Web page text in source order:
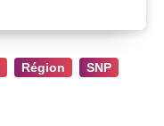
Région SNP